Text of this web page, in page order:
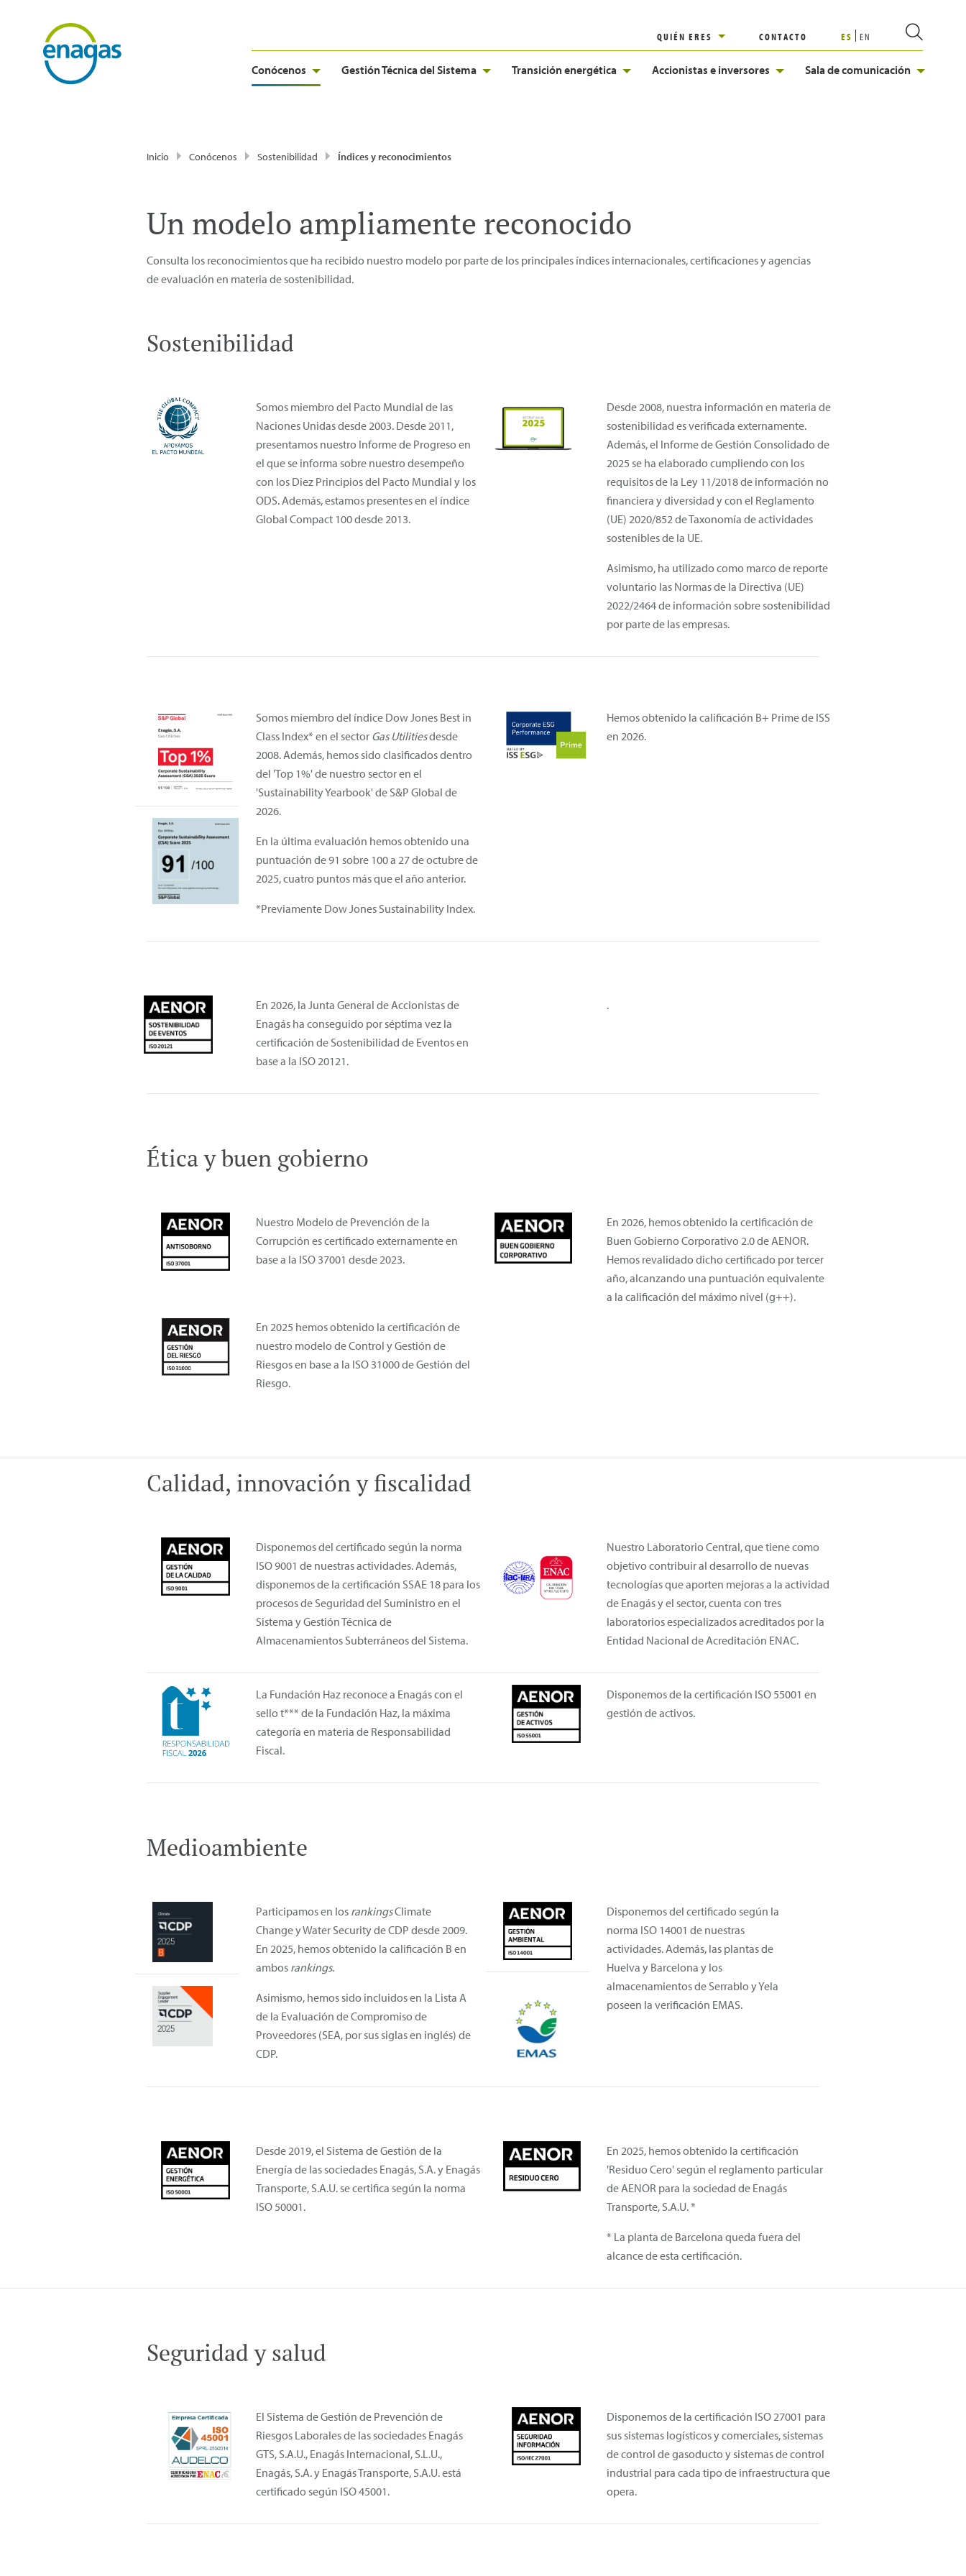
QUIÉN ERES CONTACTO ES EN
Conócenos Gestión Técnica del Sistema Transición energética Accionistas e inversores Sala de comunicación
Inicio Conócenos Sostenibilidad Índices y reconocimientos
Un modelo ampliamente reconocido
Consulta los reconocimientos que ha recibido nuestro modelo por parte de los principales índices internacionales, certificaciones y agencias
de evaluación en materia de sostenibilidad.
Sostenibilidad
Somos miembro del Pacto Mundial de las
Naciones Unidas desde 2003. Desde 2011,
presentamos nuestro Informe de Progreso en
el que se informa sobre nuestro desempeño
con los Diez Principios del Pacto Mundial y los
ODS. Además, estamos presentes en el índice
Global Compact 100 desde 2013.
Desde 2008, nuestra información en materia de
sostenibilidad es verificada externamente.
Además, el Informe de Gestión Consolidado de
2025 se ha elaborado cumpliendo con los
requisitos de la Ley 11/2018 de información no
financiera y diversidad y con el Reglamento
(UE) 2020/852 de Taxonomía de actividades
sostenibles de la UE.
Asimismo, ha utilizado como marco de reporte
voluntario las Normas de la Directiva (UE)
2022/2464 de información sobre sostenibilidad
por parte de las empresas.
Somos miembro del índice Dow Jones Best in
Class Index* en el sector Gas Utilitiesdesde
2008. Además, hemos sido clasificados dentro
del 'Top 1%' de nuestro sector en el
'Sustainability Yearbook' de S&P Global de
2026.
En la última evaluación hemos obtenido una
puntuación de 91 sobre 100 a 27 de octubre de
2025, cuatro puntos más que el año anterior.
*Previamente Dow Jones Sustainability Index.
Hemos obtenido la calificación B+ Prime de ISS
en 2026.
En 2026, la Junta General de Accionistas de
Enagás ha conseguido por séptima vez la
certificación de Sostenibilidad de Eventos en
base a la ISO 20121.
.
Ética y buen gobierno
Nuestro Modelo de Prevención de la
Corrupción es certificado externamente en
base a la ISO 37001 desde 2023.
En 2026, hemos obtenido la certificación de
Buen Gobierno Corporativo 2.0 de AENOR.
Hemos revalidado dicho certificado por tercer
año, alcanzando una puntuación equivalente
a la calificación del máximo nivel (g++).
En 2025 hemos obtenido la certificación de
nuestro modelo de Control y Gestión de
Riesgos en base a la ISO 31000 de Gestión del
Riesgo.
Calidad, innovación y fiscalidad
Disponemos del certificado según la norma
ISO 9001 de nuestras actividades. Además,
disponemos de la certificación SSAE 18 para los
procesos de Seguridad del Suministro en el
Sistema y Gestión Técnica de
Almacenamientos Subterráneos del Sistema.
Nuestro Laboratorio Central, que tiene como
objetivo contribuir al desarrollo de nuevas
tecnologías que aporten mejoras a la actividad
de Enagás y el sector, cuenta con tres
laboratorios especializados acreditados por la
Entidad Nacional de Acreditación ENAC.
La Fundación Haz reconoce a Enagás con el
sello t*** de la Fundación Haz, la máxima
categoría en materia de Responsabilidad
Fiscal.
Disponemos de la certificación ISO 55001 en
gestión de activos.
Medioambiente
Participamos en los rankingsClimate
Change y Water Security de CDP desde 2009.
En 2025, hemos obtenido la calificación B en
ambos rankings.
Asimismo, hemos sido incluidos en la Lista A
de la Evaluación de Compromiso de
Proveedores (SEA, por sus siglas en inglés) de
CDP.
Disponemos del certificado según la
norma ISO 14001 de nuestras
actividades. Además, las plantas de
Huelva y Barcelona y los
almacenamientos de Serrablo y Yela
poseen la verificación EMAS.
Desde 2019, el Sistema de Gestión de la
Energía de las sociedades Enagás, S.A. y Enagás
Transporte, S.A.U. se certifica según la norma
ISO 50001.
En 2025, hemos obtenido la certificación
'Residuo Cero' según el reglamento particular
de AENOR para la sociedad de Enagás
Transporte, S.A.U. *
* La planta de Barcelona queda fuera del
alcance de esta certificación.
Seguridad y salud
El Sistema de Gestión de Prevención de
Riesgos Laborales de las sociedades Enagás
GTS, S.A.U., Enagás Internacional, S.L.U.,
Enagás, S.A. y Enagás Transporte, S.A.U. está
certificado según ISO 45001.
Disponemos de la certificación ISO 27001 para
sus sistemas logísticos y comerciales, sistemas
de control de gasoducto y sistemas de control
industrial para cada tipo de infraestructura que
opera.